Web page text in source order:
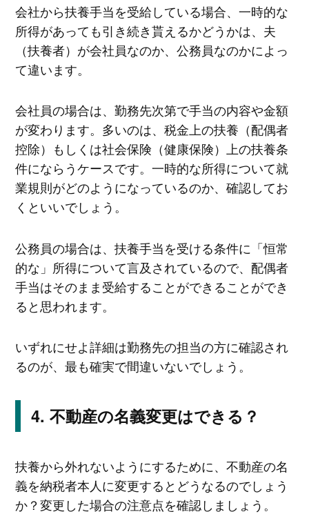
会社から扶養手当を受給している場合、一時的な
所得があっても引き続き貰えるかどうかは、夫
（扶養者）が会社員なのか、公務員なのかによっ
て違います。
会社員の場合は、勤務先次第で手当の内容や金額
が変わります。多いのは、税金上の扶養（配偶者
控除）もしくは社会保険（健康保険）上の扶養条
件にならうケースです。一時的な所得について就
業規則がどのようになっているのか、確認してお
くといいでしょう。
公務員の場合は、扶養手当を受ける条件に「恒常
的な」所得について言及されているので、配偶者
手当はそのまま受給することができることができ
ると思われます。
いずれにせよ詳細は勤務先の担当の方に確認され
るのが、最も確実で間違いないでしょう。
不動産の名義変更はできる？
扶養から外れないようにするために、不動産の名
義を納税者本人に変更するとどうなるのでしょう
か？変更した場合の注意点を確認しましょう。